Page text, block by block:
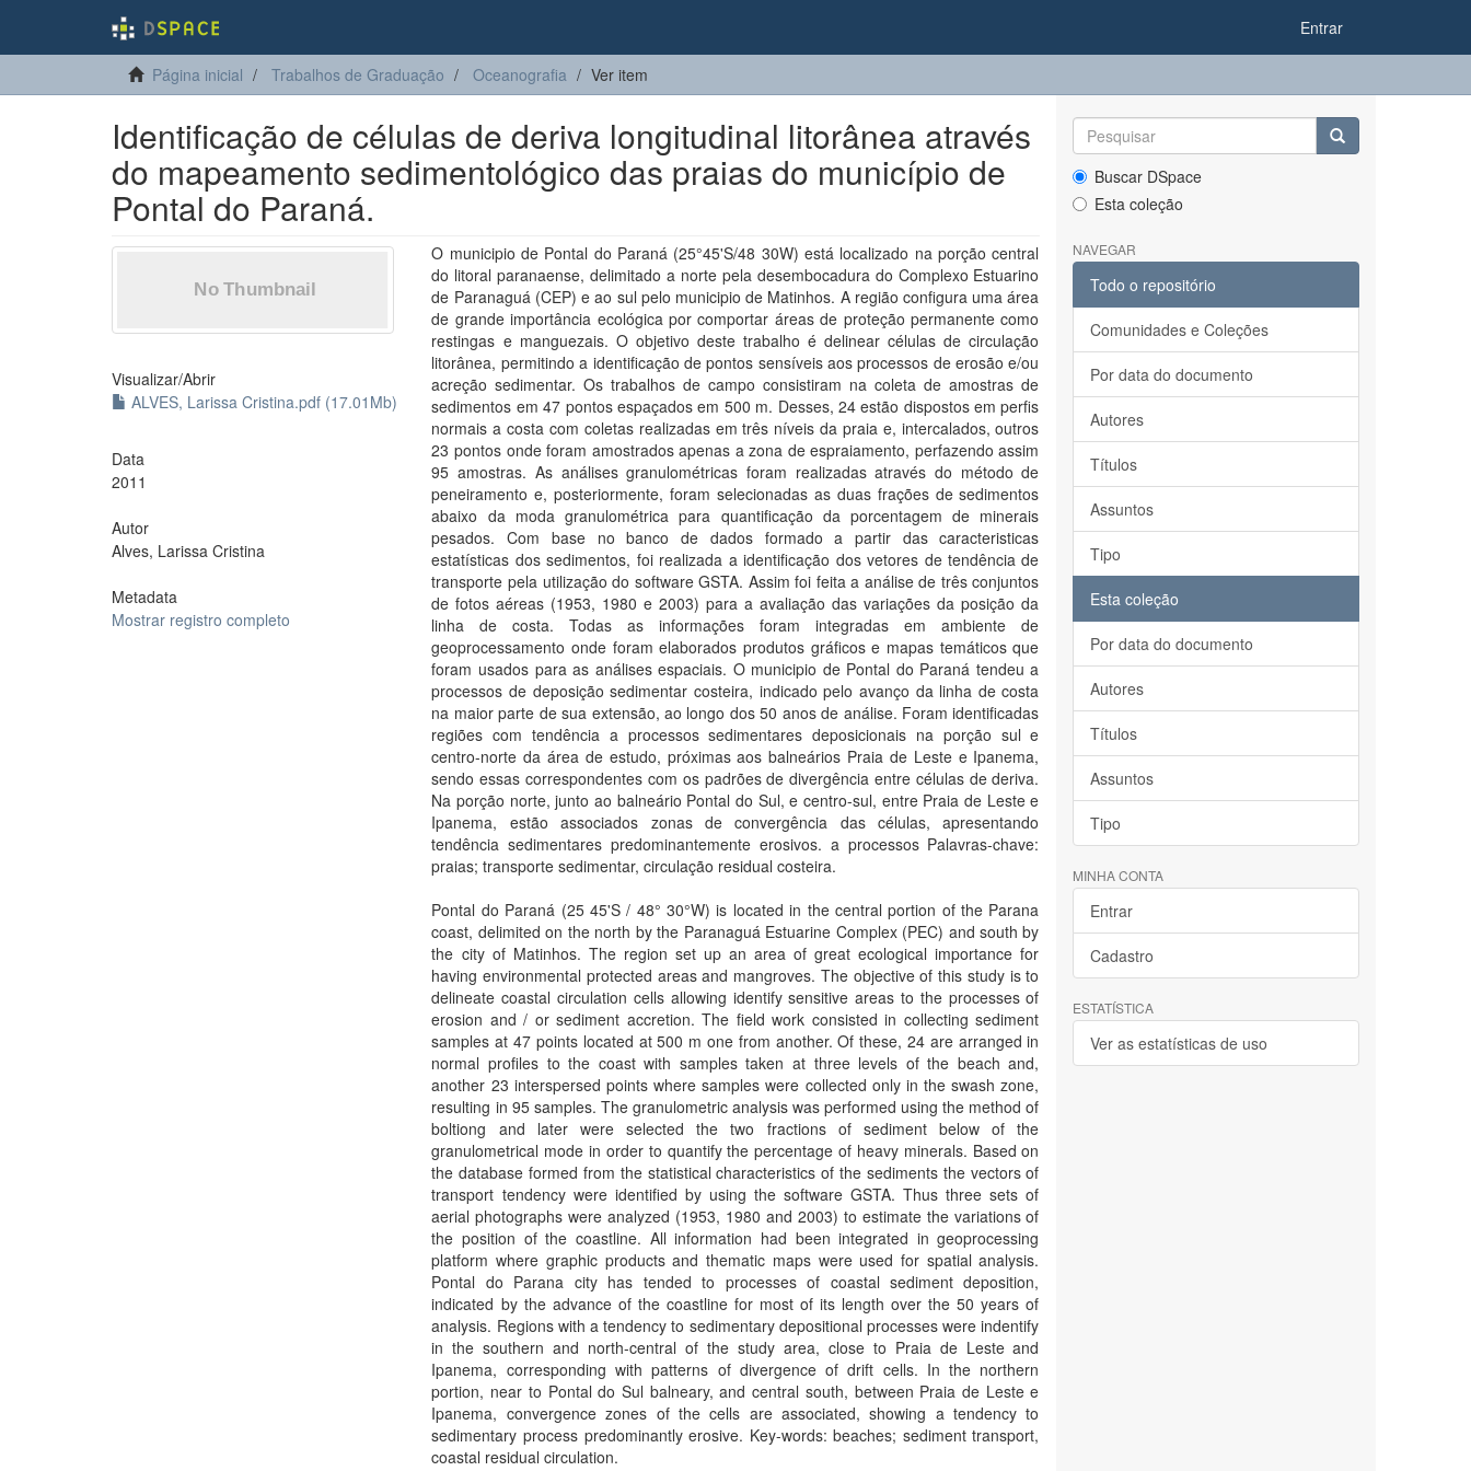
Entrar
Página inicial Trabalhos de Graduação Oceanografia Ver item
Identificação de células de deriva longitudinal litorânea através
do mapeamento sedimentológico das praias do município de
Pontal do Paraná.
Visualizar/Abrir
ALVES, Larissa Cristina.pdf (17.01Mb)
Data
2011
Autor
Alves, Larissa Cristina
Metadata
Mostrar registro completo
O municipio de Pontal do Paraná (25°45'S/48 30W) está localizado na porção central
do litoral paranaense, delimitado a norte pela desembocadura do Complexo Estuarino
de Paranaguá (CEP) e ao sul pelo municipio de Matinhos. A região configura uma área
de grande importância ecológica por comportar áreas de proteção permanente como
restingas e manguezais. O objetivo deste trabalho é delinear células de circulação
litorânea, permitindo a identificação de pontos sensíveis aos processos de erosão e/ou
acreção sedimentar. Os trabalhos de campo consistiram na coleta de amostras de
sedimentos em 47 pontos espaçados em 500 m. Desses, 24 estão dispostos em perfis
normais a costa com coletas realizadas em três níveis da praia e, intercalados, outros
23 pontos onde foram amostrados apenas a zona de espraiamento, perfazendo assim
95 amostras. As análises granulométricas foram realizadas através do método de
peneiramento e, posteriormente, foram selecionadas as duas frações de sedimentos
abaixo da moda granulométrica para quantificação da porcentagem de minerais
pesados. Com base no banco de dados formado a partir das caracteristicas
estatísticas dos sedimentos, foi realizada a identificação dos vetores de tendência de
transporte pela utilização do software GSTA. Assim foi feita a análise de três conjuntos
de fotos aéreas (1953, 1980 e 2003) para a avaliação das variações da posição da
linha de costa. Todas as informações foram integradas em ambiente de
geoprocessamento onde foram elaborados produtos gráficos e mapas temáticos que
foram usados para as análises espaciais. O municipio de Pontal do Paraná tendeu a
processos de deposição sedimentar costeira, indicado pelo avanço da linha de costa
na maior parte de sua extensão, ao longo dos 50 anos de análise. Foram identificadas
regiões com tendência a processos sedimentares deposicionais na porção sul e
centro-norte da área de estudo, próximas aos balneários Praia de Leste e Ipanema,
sendo essas correspondentes com os padrões de divergência entre células de deriva.
Na porção norte, junto ao balneário Pontal do Sul, e centro-sul, entre Praia de Leste e
Ipanema, estão associados zonas de convergência das células, apresentando
tendência sedimentares predominantemente erosivos. a processos Palavras-chave:
praias; transporte sedimentar, circulação residual costeira.
Pontal do Paraná (25 45'S / 48° 30°W) is located in the central portion of the Parana
coast, delimited on the north by the Paranaguá Estuarine Complex (PEC) and south by
the city of Matinhos. The region set up an area of great ecological importance for
having environmental protected areas and mangroves. The objective of this study is to
delineate coastal circulation cells allowing identify sensitive areas to the processes of
erosion and / or sediment accretion. The field work consisted in collecting sediment
samples at 47 points located at 500 m one from another. Of these, 24 are arranged in
normal profiles to the coast with samples taken at three levels of the beach and,
another 23 interspersed points where samples were collected only in the swash zone,
resulting in 95 samples. The granulometric analysis was performed using the method of
boltiong and later were selected the two fractions of sediment below of the
granulometrical mode in order to quantify the percentage of heavy minerals. Based on
the database formed from the statistical characteristics of the sediments the vectors of
transport tendency were identified by using the software GSTA. Thus three sets of
aerial photographs were analyzed (1953, 1980 and 2003) to estimate the variations of
the position of the coastline. All information had been integrated in geoprocessing
platform where graphic products and thematic maps were used for spatial analysis.
Pontal do Parana city has tended to processes of coastal sediment deposition,
indicated by the advance of the coastline for most of its length over the 50 years of
analysis. Regions with a tendency to sedimentary depositional processes were indentify
in the southern and north-central of the study area, close to Praia de Leste and
Ipanema, corresponding with patterns of divergence of drift cells. In the northern
portion, near to Pontal do Sul balneary, and central south, between Praia de Leste e
Ipanema, convergence zones of the cells are associated, showing a tendency to
sedimentary process predominantly erosive. Key-words: beaches; sediment transport,
coastal residual circulation.
Buscar DSpace
Esta coleção
NAVEGAR
Todo o repositório
Comunidades e Coleções
Por data do documento
Autores
Títulos
Assuntos
Tipo
Esta coleção
Por data do documento
Autores
Títulos
Assuntos
Tipo
MINHA CONTA
Entrar
Cadastro
ESTATÍSTICA
Ver as estatísticas de uso